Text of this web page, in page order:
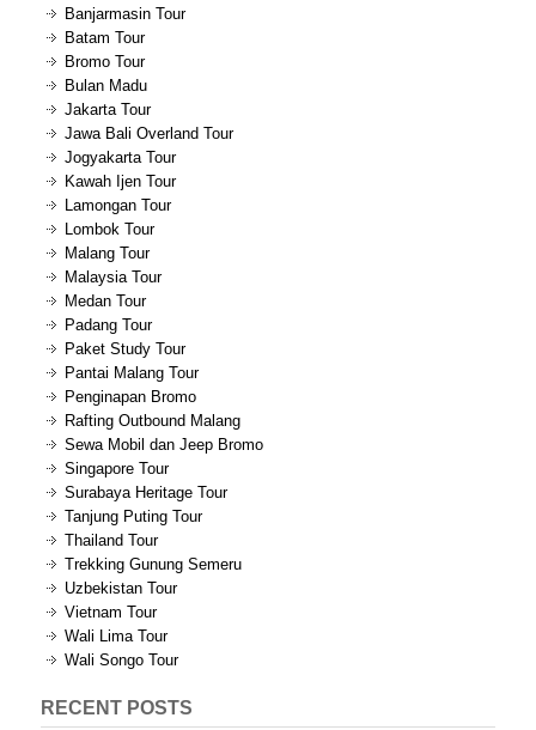
Banjarmasin Tour
Batam Tour
Bromo Tour
Bulan Madu
Jakarta Tour
Jawa Bali Overland Tour
Jogyakarta Tour
Kawah Ijen Tour
Lamongan Tour
Lombok Tour
Malang Tour
Malaysia Tour
Medan Tour
Padang Tour
Paket Study Tour
Pantai Malang Tour
Penginapan Bromo
Rafting Outbound Malang
Sewa Mobil dan Jeep Bromo
Singapore Tour
Surabaya Heritage Tour
Tanjung Puting Tour
Thailand Tour
Trekking Gunung Semeru
Uzbekistan Tour
Vietnam Tour
Wali Lima Tour
Wali Songo Tour
RECENT POSTS